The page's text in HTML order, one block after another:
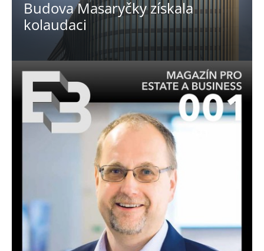
Budova Masaryčky získala
kolaudaci